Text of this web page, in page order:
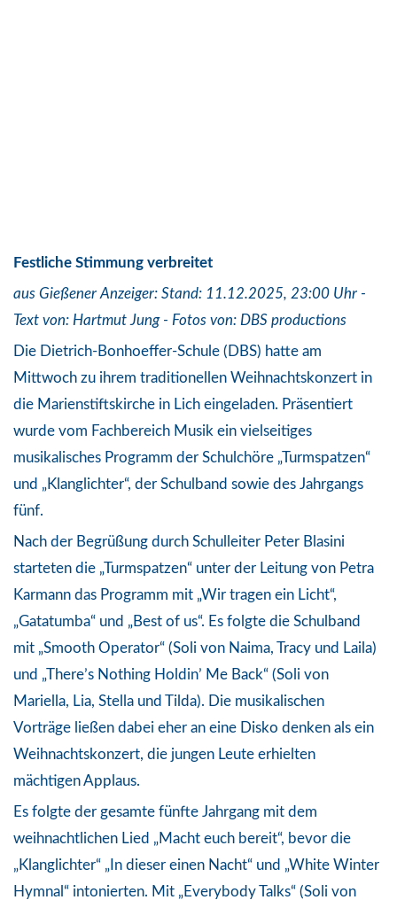
Festliche Stimmung verbreitet
aus Gießener Anzeiger: Stand: 11.12.2025, 23:00 Uhr -
Text von: Hartmut Jung - Fotos von: DBS productions
Die Dietrich-Bonhoeffer-Schule (DBS) hatte am
Mittwoch zu ihrem traditionellen Weihnachtskonzert in
die Marienstiftskirche in Lich eingeladen. Präsentiert
wurde vom Fachbereich Musik ein vielseitiges
musikalisches Programm der Schulchöre „Turmspatzen“
und „Klanglichter“, der Schulband sowie des Jahrgangs
fünf.
Nach der Begrüßung durch Schulleiter Peter Blasini
starteten die „Turmspatzen“ unter der Leitung von Petra
Karmann das Programm mit „Wir tragen ein Licht“,
„Gatatumba“ und „Best of us“. Es folgte die Schulband
mit „Smooth Operator“ (Soli von Naima, Tracy und Laila)
und „There’s Nothing Holdin’ Me Back“ (Soli von
Mariella, Lia, Stella und Tilda). Die musikalischen
Vorträge ließen dabei eher an eine Disko denken als ein
Weihnachtskonzert, die jungen Leute erhielten
mächtigen Applaus.
Es folgte der gesamte fünfte Jahrgang mit dem
weihnachtlichen Lied „Macht euch bereit“, bevor die
„Klanglichter“ „In dieser einen Nacht“ und „White Winter
Hymnal“ intonierten. Mit „Everybody Talks“ (Soli von